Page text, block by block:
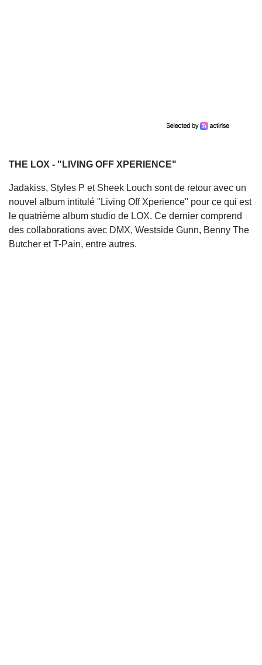
THE LOX - "LIVING OFF XPERIENCE"
Jadakiss, Styles P et Sheek Louch sont de retour avec un
nouvel album intitulé "Living Off Xperience" pour ce qui est
le quatrième album studio de LOX. Ce dernier comprend
des collaborations avec DMX, Westside Gunn, Benny The
Butcher et T-Pain, entre autres.